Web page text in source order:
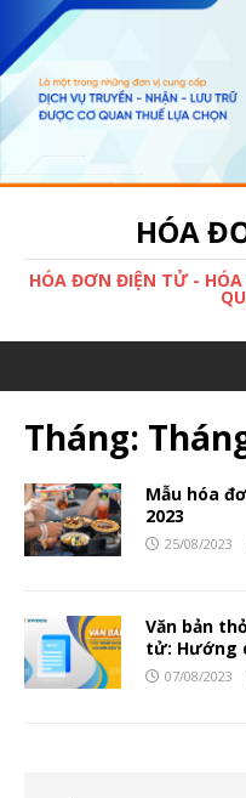
HÓA
HÓA ĐƠN ĐIỆN TỬ -
Tháng:
Mẫu hóa
2023
25/08/2023
Văn bản
tử: Hướng
07/08/2023